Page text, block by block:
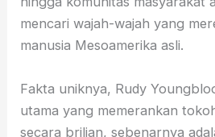
mencari wajah-wajah yang
manusia Mesoamerika asli.
Fakta uniknya, Rudy
utama yang memerankan
secara brilian, sebenarnya